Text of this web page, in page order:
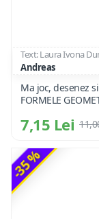
Text: Laura Ivona
Andreas
Ma joc, desenez
FORMELE
7,15 Lei
-35 %